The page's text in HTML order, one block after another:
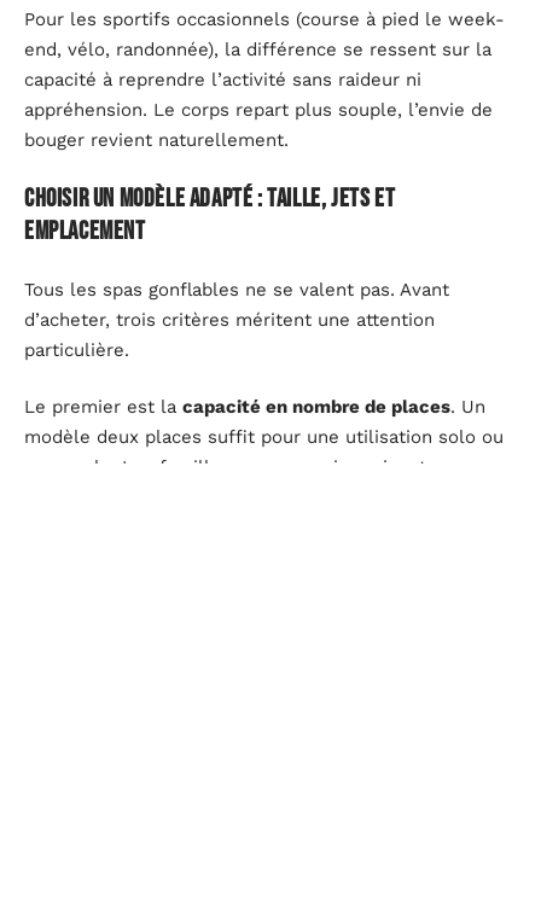
Pour les sportifs occasionnels (course à pied le week-
end, vélo, randonnée), la différence se ressent sur la
capacité à reprendre l’activité sans raideur ni
appréhension. Le corps repart plus souple, l’envie de
bouger revient naturellement.
Choisir un modèle adapté : taille, jets et
emplacement
Tous les spas gonflables ne se valent pas. Avant
d’acheter, trois critères méritent une attention
particulière.
Le premier est la capacité en nombre de places. Un
modèle deux places suffit pour une utilisation solo ou
en couple. Les familles ou ceux qui reçoivent